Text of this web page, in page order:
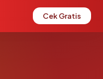
Cek Gratis